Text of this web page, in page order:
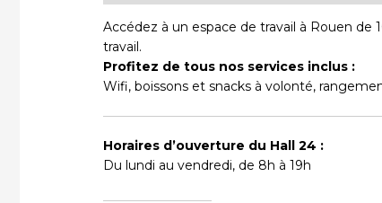
Accédez à un espace de travail à Rouen
travail.
Profitez de tous nos services inclus :
Wifi, boissons et snacks à volonté,
Horaires d’ouverture du Hall 24 :
Du lundi au vendredi, de 8h à 19h